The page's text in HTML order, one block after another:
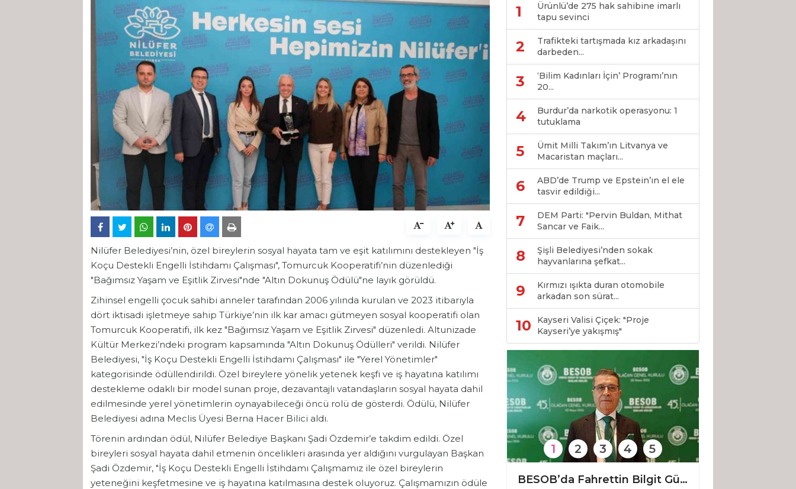
Nilüfer Belediyesi’nin, özel bireylerin sosyal hayata tam ve eşit katılımını destekleyen "İş
Koçu Destekli Engelli İstihdamı Çalışması", Tomurcuk Kooperatifi’nin düzenlediği
"Bağımsız Yaşam ve Eşitlik Zirvesi"nde "Altın Dokunuş Ödülü"ne layık görüldü.
Zihinsel engelli çocuk sahibi anneler tarafından 2006 yılında kurulan ve 2023 itibarıyla
dört iktisadi işletmeye sahip Türkiye’nin ilk kar amacı gütmeyen sosyal kooperatifi olan
Tomurcuk Kooperatifi, ilk kez "Bağımsız Yaşam ve Eşitlik Zirvesi" düzenledi. Altunizade
Kültür Merkezi’ndeki program kapsamında "Altın Dokunuş Ödülleri" verildi. Nilüfer
Belediyesi, "İş Koçu Destekli Engelli İstihdamı Çalışması" ile "Yerel Yönetimler"
kategorisinde ödüllendirildi. Özel bireylere yönelik yetenek keşfi ve iş hayatına katılımı
destekleme odaklı bir model sunan proje, dezavantajlı vatandaşların sosyal hayata dahil
edilmesinde yerel yönetimlerin oynayabileceği öncü rolü de gösterdi. Ödülü, Nilüfer
Belediyesi adına Meclis Üyesi Berna Hacer Bilici aldı.
Törenin ardından ödül, Nilüfer Belediye Başkanı Şadi Özdemir’e takdim edildi. Özel
bireyleri sosyal hayata dahil etmenin öncelikleri arasında yer aldığını vurgulayan Başkan
Şadi Özdemir, "İş Koçu Destekli Engelli İstihdamı Çalışmamız ile özel bireylerin
yeteneğini keşfetmesine ve iş hayatına katılmasına destek oluyoruz. Çalışmamızın ödüle
1
Ürünlü’de 275 hak sahibine imarlı
tapu sevinci
2
Trafikteki tartışmada kız arkadaşını
darbeden...
3
‘Bilim Kadınları İçin’ Programı’nın
20...
4
Burdur’da narkotik operasyonu: 1
tutuklama
5
Ümit Milli Takım’ın Litvanya ve
Macaristan maçları...
6
ABD’de Trump ve Epstein’ın el ele
tasvir edildiği...
7
DEM Parti: "Pervin Buldan, Mithat
Sancar ve Faik...
8
Şişli Belediyesi’nden sokak
hayvanlarına şefkat...
9
Kırmızı ışıkta duran otomobile
arkadan son sürat...
10
Kayseri Valisi Çiçek: "Proje
Kayseri’ye yakışmış"
Merdivenlerden yuvarlanan 1 yaşındaki bebek yaralandı BESOB’da Fahrettin Bilgit Güven tazeledi
1 2 3 4 5